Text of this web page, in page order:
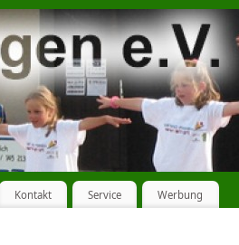
Kontakt Service Werbung